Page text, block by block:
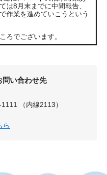
は8月末までに中間報告、
作業を進めていこうという
ろでございます。
問い合わせ先
（内線2113）
ら